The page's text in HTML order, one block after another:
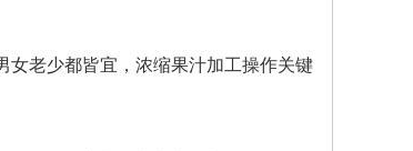
老少都皆宜，浓缩果汁加工操作关键